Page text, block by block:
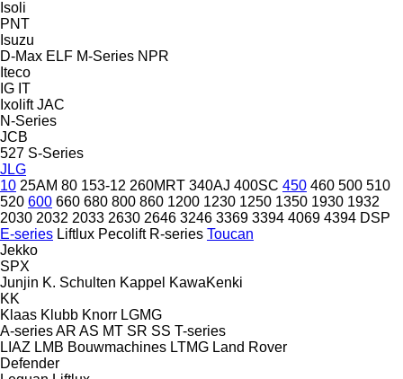
Isoli
PNT
Isuzu
D-Max ELF M-Series NPR
Iteco
IG IT
Ixolift JAC
N-Series
JCB
527 S-Series
JLG
10 25AM 80 153-12 260MRT 340AJ 400SC 450 460 500 510
520 600 660 680 800 860 1200 1230 1250 1350 1930 1932
2030 2032 2033 2630 2646 3246 3369 3394 4069 4394 DSP
E-series Liftlux Pecolift R-series Toucan
Jekko
SPX
Junjin K. Schulten Kappel KawaKenki
KK
Klaas Klubb Knorr LGMG
A-seriesAR AS MT SR SS T-series
LIAZ LMB Bouwmachines LTMG Land Rover
Defender